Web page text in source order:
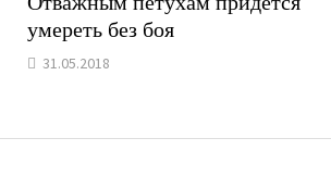
умереть без боя
31.05.2018